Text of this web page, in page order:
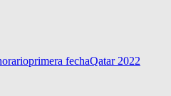
primera fechaQatar 2022